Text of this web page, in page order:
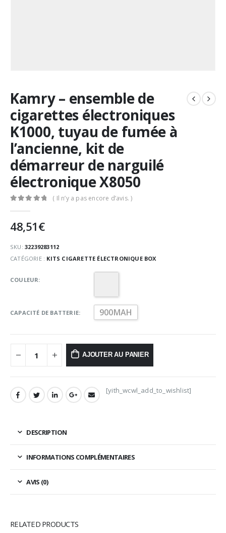
Kamry – ensemble de
cigarettes électroniques
K1000, tuyau de fumée à
l’ancienne, kit de
démarreur de narguilé
électronique X8050
( Il n’y a pas encore d’avis. )
48,51€
SKU: 32239283112
CATÉGORIE : KITS CIGARETTE ÉLECTRONIQUE BOX
COULEUR
CAPACITÉ DE BATTERIE 900MAH
AJOUTER AU PANIER
[yith_wcwl_add_to_wishlist]
DESCRIPTION
INFORMATIONS COMPLÉMENTAIRES
AVIS (0)
RELATED PRODUCTS